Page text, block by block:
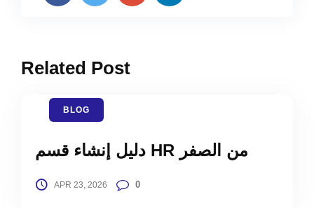
Related Post
BLOG
دليل إنشاء قسم HR من الصفر
APR 23, 2026 0